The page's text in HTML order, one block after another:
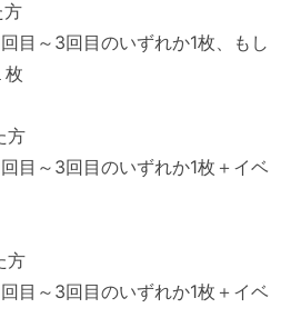
方
目～3回目のいずれか1枚、もし
枚
方
目～3回目のいずれか1枚＋イベ
方
目～3回目のいずれか1枚＋イベ